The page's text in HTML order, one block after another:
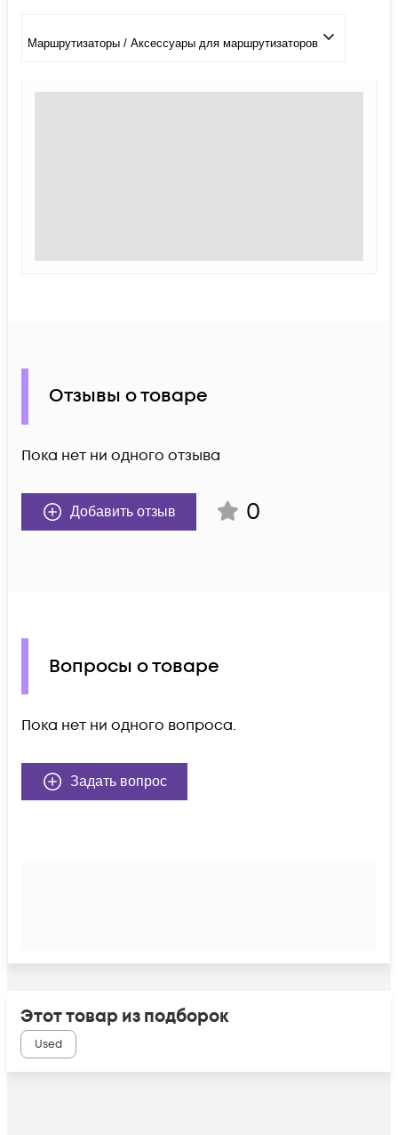
Маршрутизаторы / Аксессуары для маршрутизаторов
Отзывы о товаре
Пока нет ни одного отзыва
Добавить отзыв 0
Вопросы о товаре
Пока нет ни одного вопроса.
Задать вопрос
Этот товар из подборок
Used